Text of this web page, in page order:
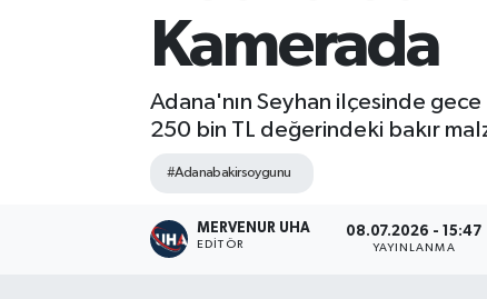
Kamerada
Adana'nın Seyhan ilçesinde
250 bin TL değerindeki bakır
#Adanabakirsoygunu
MERVENUR UHA
EDITÖR
08.07.2026 - 15:47
YAYINLANMA
Tüm Manşetler
Son Dakika Haberleri